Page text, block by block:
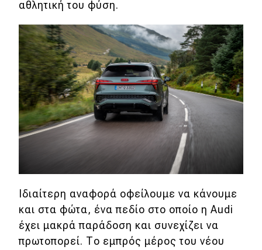
αθλητική του φύση.
Ιδιαίτερη αναφορά οφείλουμε να κάνουμε
και στα φώτα, ένα πεδίο στο οποίο η Audi
έχει μακρά παράδοση και συνεχίζει να
πρωτοπορεί. Το εμπρός μέρος του νέου